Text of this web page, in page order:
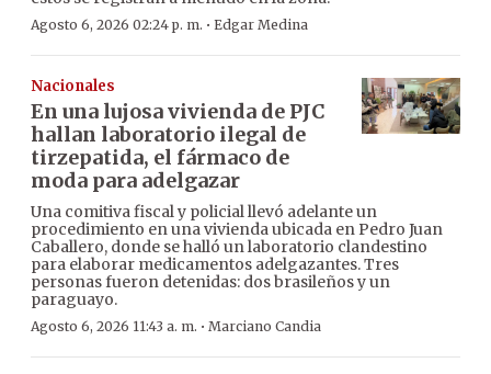
Agosto 6, 2026 02:24 p. m. · Edgar Medina
Nacionales
En una lujosa vivienda de PJC
hallan laboratorio ilegal de
tirzepatida, el fármaco de
moda para adelgazar
Una comitiva fiscal y policial llevó adelante un
procedimiento en una vivienda ubicada en Pedro Juan
Caballero, donde se halló un laboratorio clandestino
para elaborar medicamentos adelgazantes. Tres
personas fueron detenidas: dos brasileños y un
paraguayo.
Agosto 6, 2026 11:43 a. m. · Marciano Candia